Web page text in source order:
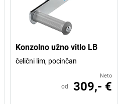
Konzolno užno vitlo LB
čelični lim, pocinčan
Neto
od 309,- €